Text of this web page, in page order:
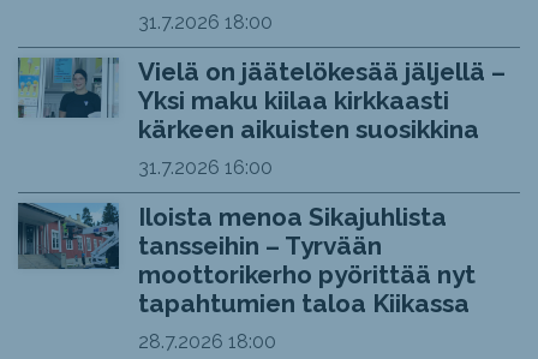
31.7.2026 18:00
Vielä on jäätelökesää jäljellä –
Yksi maku kiilaa kirkkaasti
kärkeen aikuisten suosikkina
31.7.2026 16:00
Iloista menoa Sikajuhlista
tansseihin – Tyrvään
moottorikerho pyörittää nyt
tapahtumien taloa Kiikassa
28.7.2026 18:00